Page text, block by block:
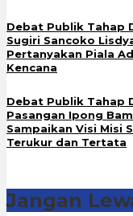
Debat Publik Tahap
Sugiri Sancoko
Pertanyakan Piala
Kencana
Debat Publik Tahap
Pasangan Ipong
Sampaikan Visi Misi
Terukur dan Tertata
Jangan